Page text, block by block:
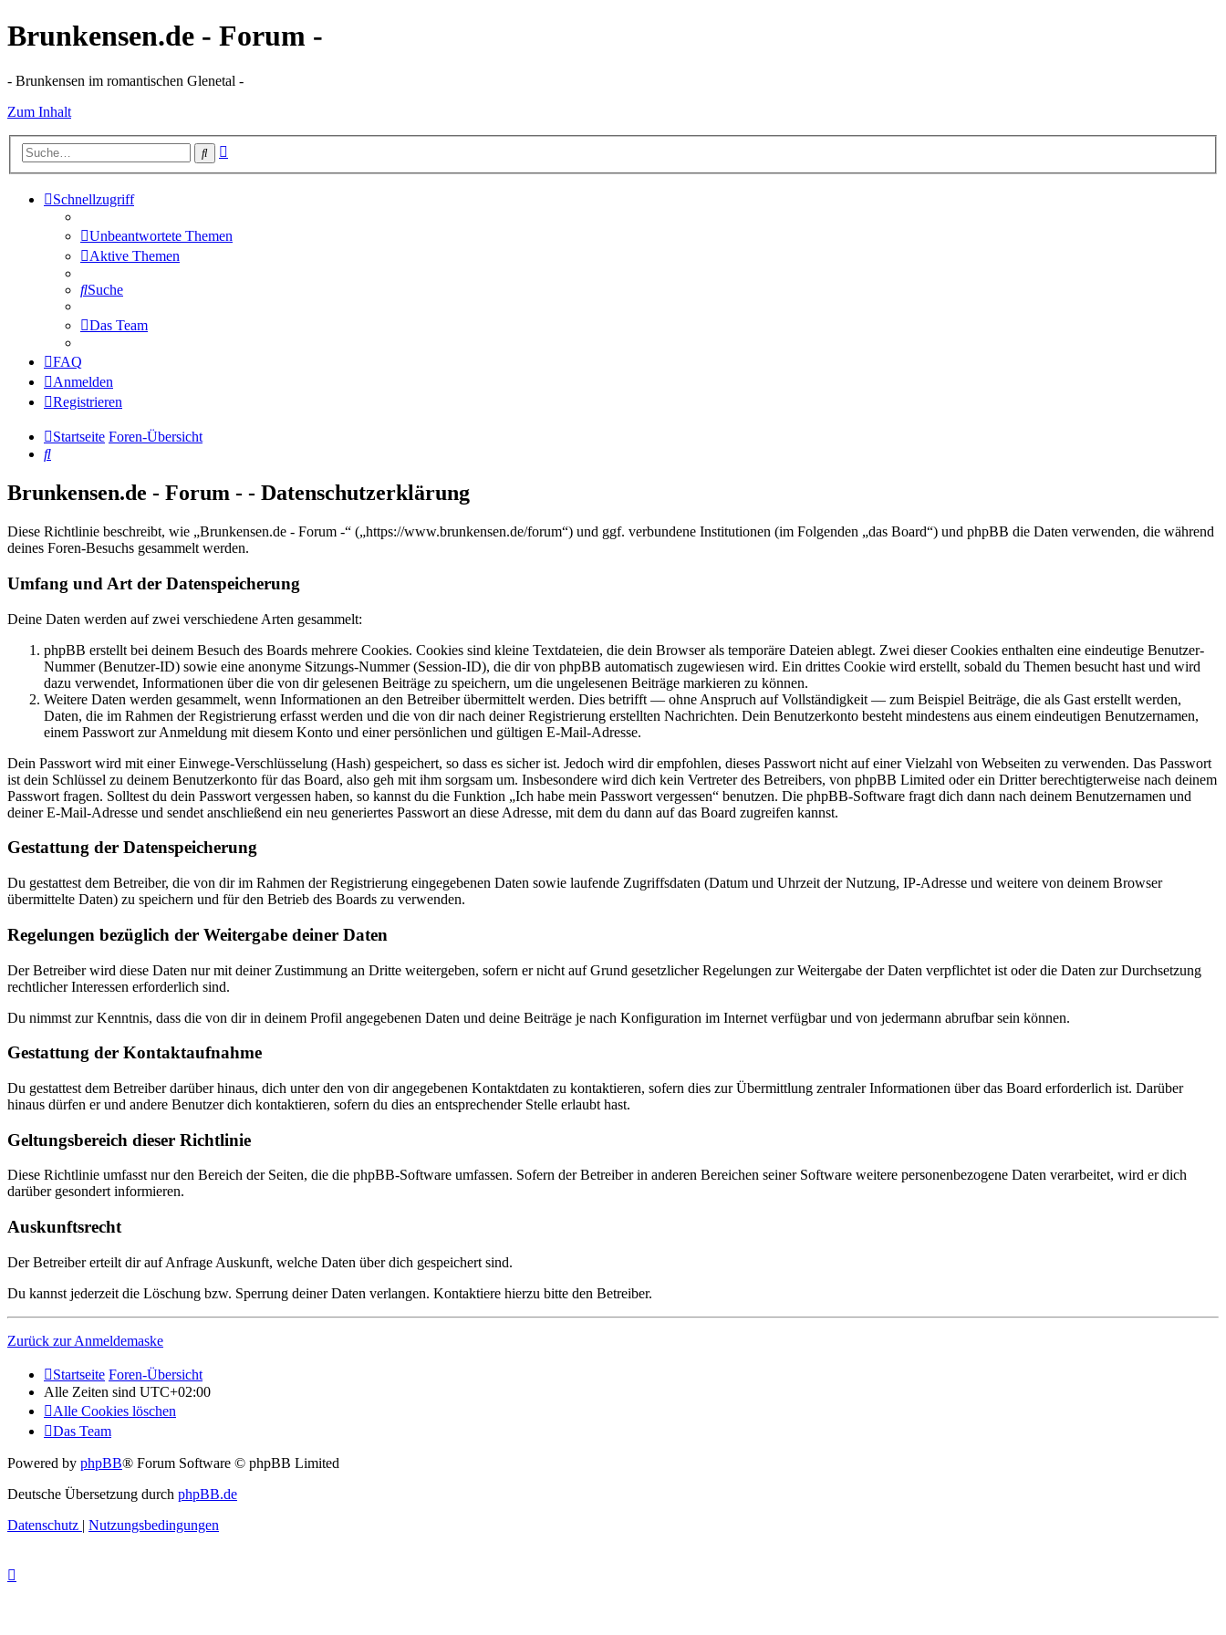
Brunkensen.de - Forum -
- Brunkensen im romantischen Glenetal -
Zum Inhalt
Suche
Schnellzugriff
Unbeantwortete Themen
Aktive Themen
Suche
Das Team
FAQ
Anmelden
Registrieren
Startseite Foren-Übersicht
Suche
Brunkensen.de - Forum - - Datenschutzerklärung
Diese Richtlinie beschreibt, wie „Brunkensen.de - Forum -“ („https://www.brunkensen.de/forum“) und ggf. verbundene Institutionen (im Folgenden „das Board“) und phpBB die Daten verwenden, die während
deines Foren-Besuchs gesammelt werden.
Umfang und Art der Datenspeicherung
Deine Daten werden auf zwei verschiedene Arten gesammelt:
phpBB erstellt bei deinem Besuch des Boards mehrere Cookies. Cookies sind kleine Textdateien, die dein Browser als temporäre Dateien ablegt. Zwei dieser Cookies enthalten eine eindeutige Benutzer-
Nummer (Benutzer-ID) sowie eine anonyme Sitzungs-Nummer (Session-ID), die dir von phpBB automatisch zugewiesen wird. Ein drittes Cookie wird erstellt, sobald du Themen besucht hast und wird
dazu verwendet, Informationen über die von dir gelesenen Beiträge zu speichern, um die ungelesenen Beiträge markieren zu können.
Weitere Daten werden gesammelt, wenn Informationen an den Betreiber übermittelt werden. Dies betrifft — ohne Anspruch auf Vollständigkeit — zum Beispiel Beiträge, die als Gast erstellt werden,
Daten, die im Rahmen der Registrierung erfasst werden und die von dir nach deiner Registrierung erstellten Nachrichten. Dein Benutzerkonto besteht mindestens aus einem eindeutigen Benutzernamen,
einem Passwort zur Anmeldung mit diesem Konto und einer persönlichen und gültigen E-Mail-Adresse.
Dein Passwort wird mit einer Einwege-Verschlüsselung (Hash) gespeichert, so dass es sicher ist. Jedoch wird dir empfohlen, dieses Passwort nicht auf einer Vielzahl von Webseiten zu verwenden. Das Passwort
ist dein Schlüssel zu deinem Benutzerkonto für das Board, also geh mit ihm sorgsam um. Insbesondere wird dich kein Vertreter des Betreibers, von phpBB Limited oder ein Dritter berechtigterweise nach deinem
Passwort fragen. Solltest du dein Passwort vergessen haben, so kannst du die Funktion „Ich habe mein Passwort vergessen“ benutzen. Die phpBB-Software fragt dich dann nach deinem Benutzernamen und
deiner E-Mail-Adresse und sendet anschließend ein neu generiertes Passwort an diese Adresse, mit dem du dann auf das Board zugreifen kannst.
Gestattung der Datenspeicherung
Du gestattest dem Betreiber, die von dir im Rahmen der Registrierung eingegebenen Daten sowie laufende Zugriffsdaten (Datum und Uhrzeit der Nutzung, IP-Adresse und weitere von deinem Browser
übermittelte Daten) zu speichern und für den Betrieb des Boards zu verwenden.
Regelungen bezüglich der Weitergabe deiner Daten
Der Betreiber wird diese Daten nur mit deiner Zustimmung an Dritte weitergeben, sofern er nicht auf Grund gesetzlicher Regelungen zur Weitergabe der Daten verpflichtet ist oder die Daten zur Durchsetzung
rechtlicher Interessen erforderlich sind.
Du nimmst zur Kenntnis, dass die von dir in deinem Profil angegebenen Daten und deine Beiträge je nach Konfiguration im Internet verfügbar und von jedermann abrufbar sein können.
Gestattung der Kontaktaufnahme
Du gestattest dem Betreiber darüber hinaus, dich unter den von dir angegebenen Kontaktdaten zu kontaktieren, sofern dies zur Übermittlung zentraler Informationen über das Board erforderlich ist. Darüber
hinaus dürfen er und andere Benutzer dich kontaktieren, sofern du dies an entsprechender Stelle erlaubt hast.
Geltungsbereich dieser Richtlinie
Diese Richtlinie umfasst nur den Bereich der Seiten, die die phpBB-Software umfassen. Sofern der Betreiber in anderen Bereichen seiner Software weitere personenbezogene Daten verarbeitet, wird er dich
darüber gesondert informieren.
Auskunftsrecht
Der Betreiber erteilt dir auf Anfrage Auskunft, welche Daten über dich gespeichert sind.
Du kannst jederzeit die Löschung bzw. Sperrung deiner Daten verlangen. Kontaktiere hierzu bitte den Betreiber.
Zurück zur Anmeldemaske
Startseite Foren-Übersicht
Alle Zeiten sind UTC+02:00
Alle Cookies löschen
Das Team
Powered by phpBB® Forum Software © phpBB Limited
Deutsche Übersetzung durch phpBB.de
Datenschutz | Nutzungsbedingungen